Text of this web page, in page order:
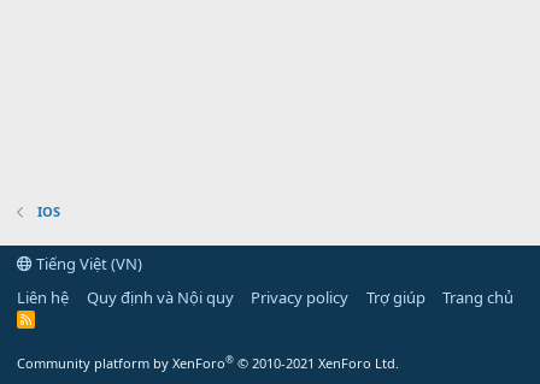
IOS
Tiếng Việt (VN)
Liên hệ
Quy định và Nội quy Privacy policy Trợ giúp Trang chủ
R
Community platform by XenForo® © 2010-2021 XenForo Ltd.